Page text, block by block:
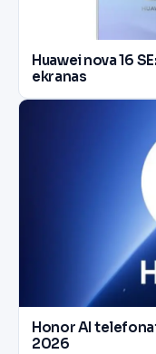
Huawei nova 16
ekranas
Honor AI
2026